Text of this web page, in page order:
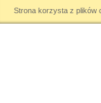
:
Strona korzysta z plików